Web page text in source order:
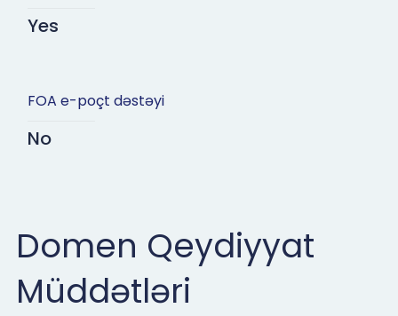
Yes
FOA e-poçt dəstəyi
No
Domen Qeydiyyat
Müddətləri